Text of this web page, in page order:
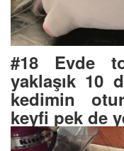
#18 Evde
yaklaşık 10
kedimin
keyfi pek de